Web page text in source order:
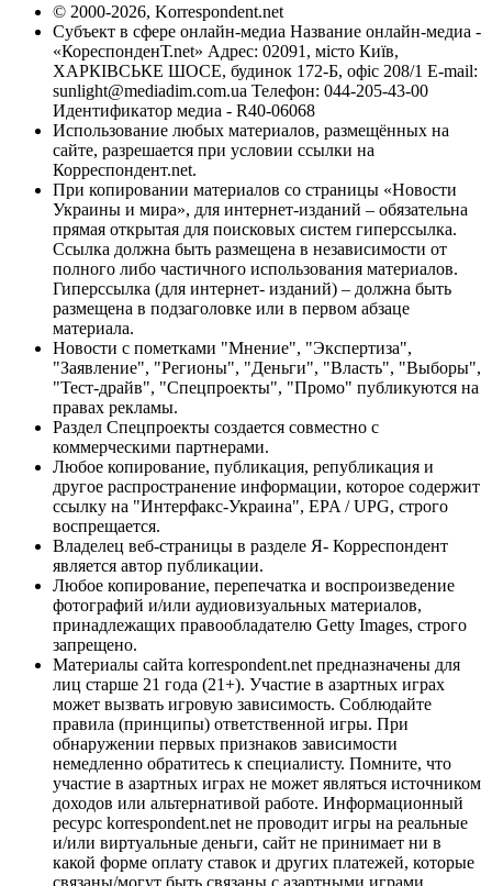
© 2000-2026, Korrespondent.net
Субъект в сфере онлайн-медиа Название онлайн-медиа -
«КореспонденТ.net» Адрес: 02091, місто Київ,
ХАРКІВСЬКЕ ШОСЕ, будинок 172-Б, офіс 208/1 E-mail:
sunlight@mediadim.com.ua Телефон: 044-205-43-00
Идентификатор медиа - R40-06068
Использование любых материалов, размещённых на
сайте, разрешается при условии ссылки на
Корреспондент.net.
При копировании материалов со страницы «Новости
Украины и мира», для интернет-изданий – обязательна
прямая открытая для поисковых систем гиперссылка.
Ссылка должна быть размещена в независимости от
полного либо частичного использования материалов.
Гиперссылка (для интернет- изданий) – должна быть
размещена в подзаголовке или в первом абзаце
материала.
Новости с пометками "Мнение", "Экспертиза",
"Заявление", "Регионы", "Деньги", "Власть", "Выборы",
"Тест-драйв", "Спецпроекты", "Промо" публикуются на
правах рекламы.
Раздел Спецпроекты создается совместно с
коммерческими партнерами.
Любое копирование, публикация, републикация и
другое распространение информации, которое содержит
ссылку на "Интерфакс-Украина", EPA / UPG, строго
воспрещается.
Владелец веб-страницы в разделе Я- Корреспондент
является автор публикации.
Любое копирование, перепечатка и воспроизведение
фотографий и/или аудиовизуальных материалов,
принадлежащих правообладателю Getty Images, строго
запрещено.
Материалы сайта korrespondent.net предназначены для
лиц старше 21 года (21+). Участие в азартных играх
может вызвать игровую зависимость. Соблюдайте
правила (принципы) ответственной игры. При
обнаружении первых признаков зависимости
немедленно обратитесь к специалисту. Помните, что
участие в азартных играх не может являться источником
доходов или альтернативой работе. Информационный
ресурс korrespondent.net не проводит игры на реальные
и/или виртуальные деньги, сайт не принимает ни в
какой форме оплату ставок и других платежей, которые
связаны/могут быть связаны с азартными играми,